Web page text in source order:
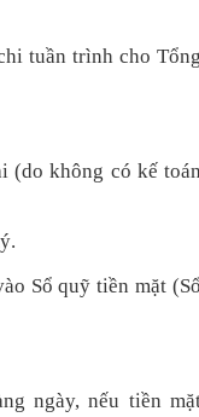
tuần trình cho
(do không có kế
Sổ quỹ tiền mặt
ngày, nếu tiền